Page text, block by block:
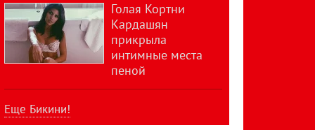
Голая Кортни
Кардашян
прикрыла
интимные места
пеной
Еще Бикини!